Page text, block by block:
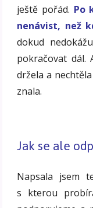
ještě pořád. Po
nenávist, než
dokud
pokračovat dál.
držela a
znala.
Jak se ale
Napsala jsem
s kterou